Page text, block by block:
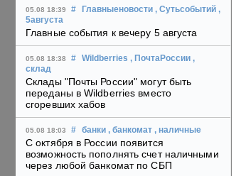
05.08 18:39 # Главныеновости , Сутьсобытий ,
5августа
Главные события к вечеру 5 августа
05.08 18:38 # Wildberries , ПочтаРоссии ,
склад
Склады "Почты России" могут быть
переданы в Wildberries вместо
сгоревших хабов
05.08 18:03 # банки , банкомат , наличные
С октября в России появится
возможность пополнять счет наличными
через любой банкомат по СБП